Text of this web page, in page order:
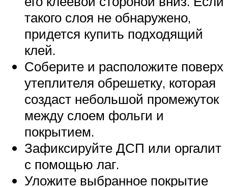
такого слоя не обнаружено,
придется купить подходящий
клей.
Соберите и расположите поверх
утеплителя обрешетку, которая
создаст небольшой промежуток
между слоем фольги и
покрытием.
Зафиксируйте ДСП или оргалит
с помощью лаг.
Уложите выбранное покрытие